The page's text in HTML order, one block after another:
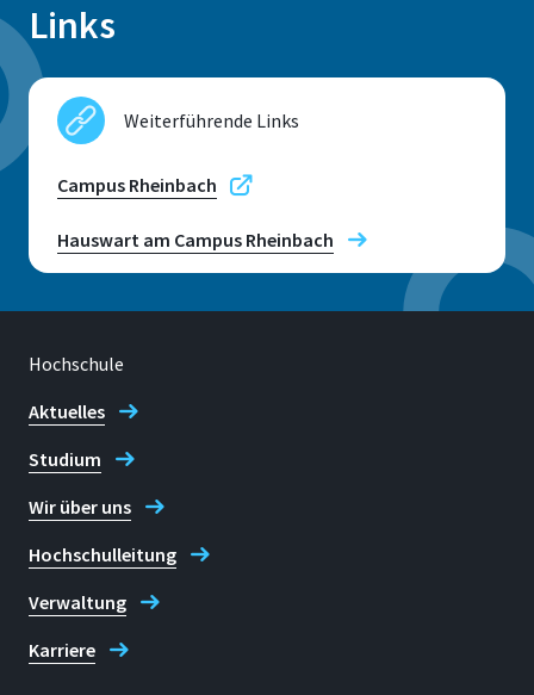
Links
Weiterführende Links
Campus Rheinbach
Hauswart am Campus Rheinbach
Hochschule
Aktuelles
Studium
Wir über uns
Hochschulleitung
Verwaltung
Karriere